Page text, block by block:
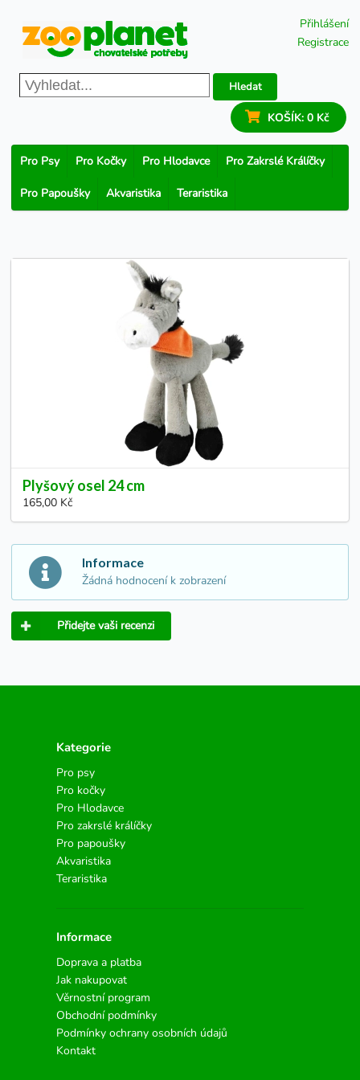
Přihlášení
Registrace
Hledat
KOŠÍK: 0 Kč
Pro Psy Pro Kočky Pro Hlodavce Pro Zakrslé Králíčky
Pro Papoušky Akvaristika Teraristika
Plyšový osel 24 cm
165,00 Kč
Informace
Žádná hodnocení k zobrazení
Přidejte vaši recenzi
Kategorie
Pro psy
Pro kočky
Pro Hlodavce
Pro zakrslé králíčky
Pro papoušky
Akvaristika
Teraristika
Informace
Doprava a platba
Jak nakupovat
Věrnostní program
Obchodní podmínky
Podmínky ochrany osobních údajů
Kontakt